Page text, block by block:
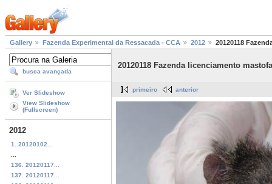
Gallery Fazenda Experimental da Ressacada - CCA 2012 20120118
busca avançada
Ver Slideshow
View Slideshow
(Fullscreen)
2012
1. 20120102...
136. 20120117...
137. 20120117...
20120118 Fazenda licenciamento
primeiro anterior